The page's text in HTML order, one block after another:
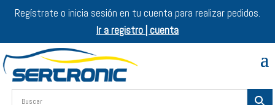
Regístrate o inicia sesión en tu cuenta para realizar pedidos.
Ir a registro | cuenta